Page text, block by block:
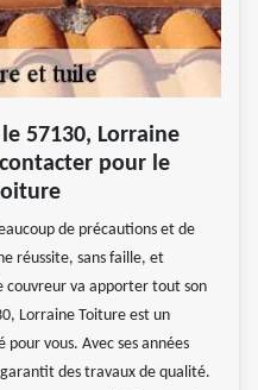
57130, Lorraine
pour le
de précautions et de
réussite, sans faille, et
couvreur va apporter tout son
Lorraine Toiture est un
vous. Avec ses années
des travaux de qualité.